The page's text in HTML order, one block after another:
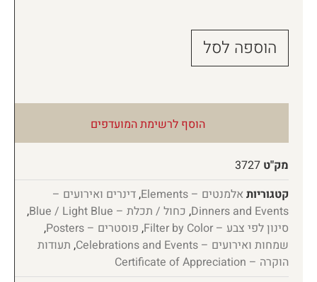
הוספה לסל
הוסף לרשימת המועדפים
מק"ט 3727
קטגוריות אלמנטים – Elements ,דינרים ואירועים –
Dinners and Events
, כחול / תכלת – Blue / Light Blue
,
סינון לפי צבע – Filter by Color
, פוסטרים – Posters
,
שמחות ואירועים – Celebrations and Events
, תעודות
הוקרה – Certificate of Appreciation